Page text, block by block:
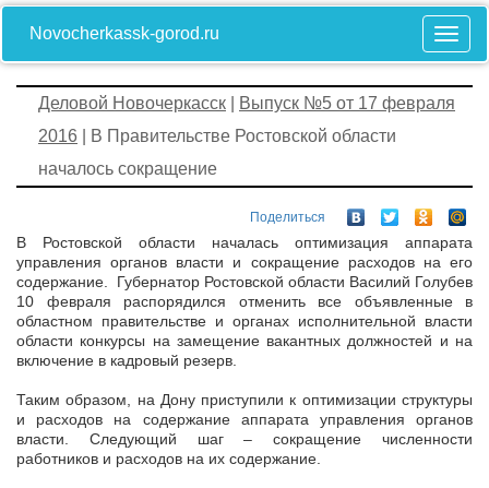
Novocherkassk-gorod.ru
Деловой Новочеркасск
Выпуск №5 от 17 февраля
2016 | В Правительстве Ростовской области
началось сокращение
Поделиться
В Ростовской области началась оптимизация аппарата
управления органов власти и сокращение расходов на его
содержание. Губернатор Ростовской области Василий Голубев
10 февраля распорядился отменить все объявленные в
областном правительстве и органах исполнительной власти
области конкурсы на замещение вакантных должностей и на
включение в кадровый резерв.
Таким образом, на Дону приступили к оптимизации структуры
и расходов на содержание аппарата управления органов
власти. Следующий шаг – сокращение численности
работников и расходов на их содержание.